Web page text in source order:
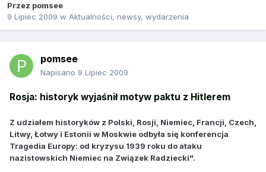
Przez pomsee
9 Lipiec 2009 w Aktualności, newsy, wydarzenia
pomsee
Napisano 9 Lipiec 2009
Rosja: historyk wyjaśnił motyw paktu z Hitlerem
Z udziałem historyków z Polski, Rosji, Niemiec, Francji, Czech,
Litwy, Łotwy i Estonii w Moskwie odbyła się konferencja
Tragedia Europy: od kryzysu 1939 roku do ataku
nazistowskich Niemiec na Związek Radziecki".